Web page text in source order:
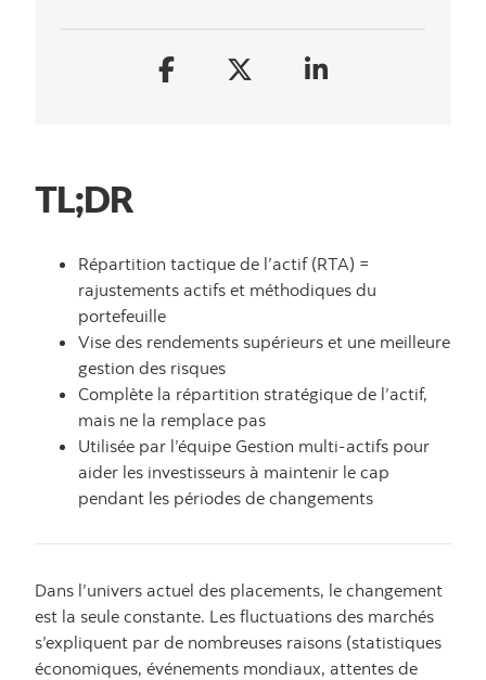
TL;DR
Répartition tactique de l’actif (RTA) =
rajustements actifs et méthodiques du
portefeuille
Vise des rendements supérieurs et une meilleure
gestion des risques
Complète la répartition stratégique de l’actif,
mais ne la remplace pas
Utilisée par l’équipe Gestion multi-actifs pour
aider les investisseurs à maintenir le cap
pendant les périodes de changements
Dans l’univers actuel des placements, le changement
est la seule constante. Les fluctuations des marchés
s’expliquent par de nombreuses raisons (statistiques
économiques, événements mondiaux, attentes de